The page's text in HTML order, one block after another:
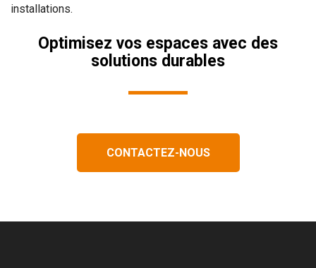
installations.
Optimisez vos espaces avec des
solutions durables
CONTACTEZ-NOUS